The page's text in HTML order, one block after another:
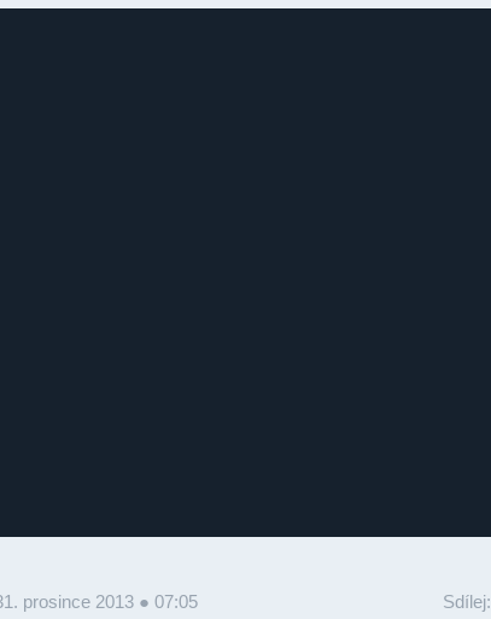
prosince 2013 ● 07:05 Sdílej: